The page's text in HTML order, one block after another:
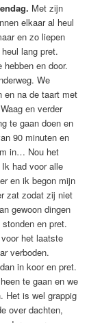
Met zijn
elkaar al heul
en zo liepen
lang pret.
en door.
We
en na de taart met
en verder
te gaan doen en
90 minuten en
in… Nou het
had voor alle
en ik begon mijn
zat zodat zij niet
gewoon dingen
en pret.
het laatste
verboden.
in koor en pret.
te gaan en we
Het is wel grappig
over dachten,